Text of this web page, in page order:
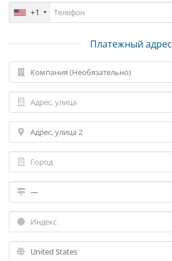
+1
Платежный адрес